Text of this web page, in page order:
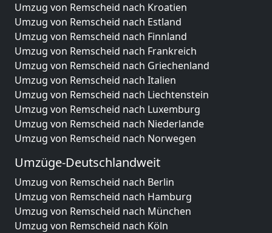
Umzug von Remscheid nach Kroatien
Umzug von Remscheid nach Estland
Umzug von Remscheid nach Finnland
Umzug von Remscheid nach Frankreich
Umzug von Remscheid nach Griechenland
Umzug von Remscheid nach Italien
Umzug von Remscheid nach Liechtenstein
Umzug von Remscheid nach Luxemburg
Umzug von Remscheid nach Niederlande
Umzug von Remscheid nach Norwegen
Umzüge-Deutschlandweit
Umzug von Remscheid nach Berlin
Umzug von Remscheid nach Hamburg
Umzug von Remscheid nach München
Umzug von Remscheid nach Köln